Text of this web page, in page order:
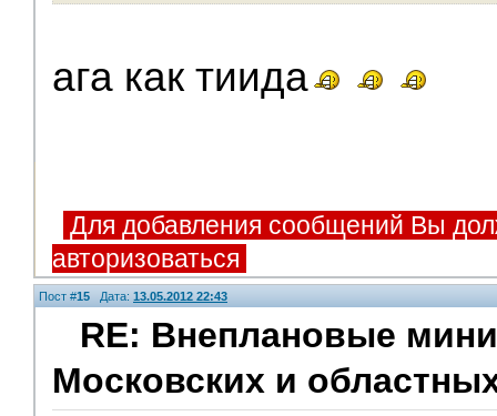
ага как тиида
Для добавления сообщений Вы
авторизоваться
Пост #15 Дата: 13.05.2012 22:43
RE: Внеплановые
Московских и